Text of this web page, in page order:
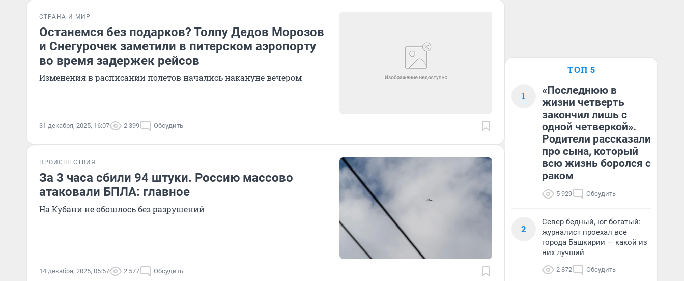
СТРАНА И МИР
Останемся без подарков? Толпу Дедов Морозов
и Снегурочек заметили в питерском аэропорту
во время задержек рейсов
Изменения в расписании полетов начались накануне вечером
31 декабря, 2025, 16:07 2 399 Обсудить
ПРОИСШЕСТВИЯ
За 3 часа сбили 94 штуки. Россию массово
атаковали БПЛА: главное
На Кубани не обошлось без разрушений
14 декабря, 2025, 05:57 2 577 Обсудить
ТОП 5
1
«Последнюю в
жизни четверть
закончил лишь с
одной четверкой».
Родители рассказали
про сына, который
всю жизнь боролся с
раком
5 929 Обсудить
2
Север бедный, юг богатый:
журналист проехал все
города Башкирии — какой из
них лучший
2 872 Обсудить